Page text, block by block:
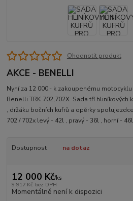
Ohodnotit produkt
AKCE - BENELLI
Nyní za 12 000,- k zakoupenému
Benelli TRK 702,702X Sada tří hliníkových
, držáku bočních kufrů a opěrky
702 / 702x levý - 42l , pravý - 36l , horní -
Dostupnost na dotaz
12 000 Kč/ks
9 917 Kč bez DPH
Momentálně není k dispozici